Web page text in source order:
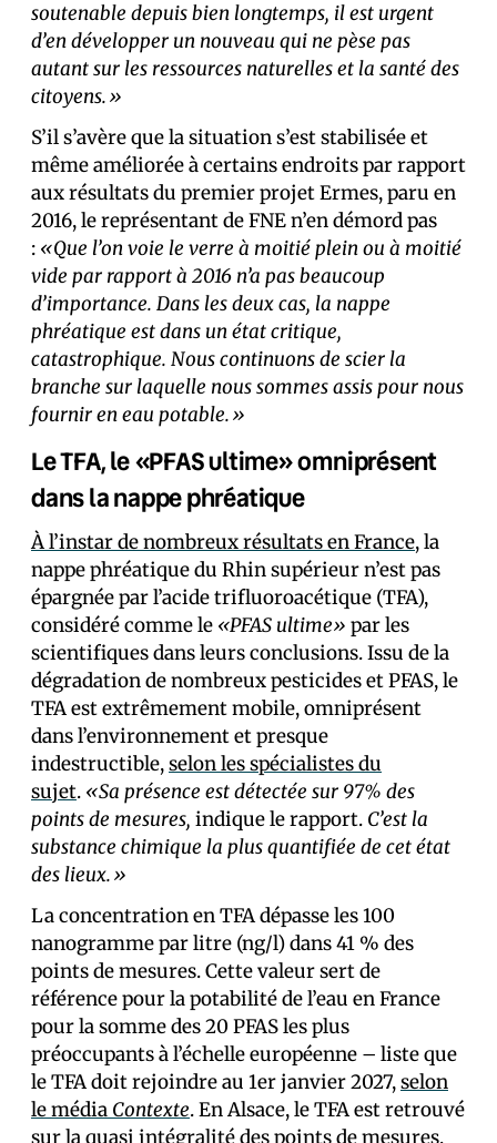
soutenable depuis bien longtemps, il est urgent
d’en développer un nouveau qui ne pèse pas
autant sur les ressources naturelles et la santé des
citoyens.»
S’il s’avère que la situation s’est stabilisée et
même améliorée à certains endroits par rapport
aux résultats du premier projet Ermes, paru en
2016, le représentant de FNE n’en démord pas
: «Que l’on voie le verre à moitié plein ou à moitié
vide par rapport à 2016 n’a pas beaucoup
d’importance. Dans les deux cas, la nappe
phréatique est dans un état critique,
catastrophique. Nous continuons de scier la
branche sur laquelle nous sommes assis pour nous
fournir en eau potable.»
Le TFA, le «PFAS ultime» omniprésent
dans la nappe phréatique
À l’instar de nombreux résultats en France, la
nappe phréatique du Rhin supérieur n’est pas
épargnée par l’acide trifluoroacétique (TFA),
considéré comme le «PFAS ultime» par les
scientifiques dans leurs conclusions. Issu de la
dégradation de nombreux pesticides et PFAS, le
TFA est extrêmement mobile, omniprésent
dans l’environnement et presque
indestructible,selon les spécialistes du
sujet. «Sa présence est détectée sur 97% des
points de mesures, indique le rapport. C’est la
substance chimique la plus quantifiée de cet état
des lieux.»
La concentration en TFA dépasse les 100
nanogramme par litre (ng/l) dans 41 % des
points de mesures. Cette valeur sert de
référence pour la potabilité de l’eau en France
pour la somme des 20 PFAS les plus
préoccupants à l’échelle européenne – liste que
le TFA doit rejoindre au 1er janvier 2027,selon
le média Contexte. En Alsace, le TFA est retrouvé
surla quasi intégralité des points de mesures,